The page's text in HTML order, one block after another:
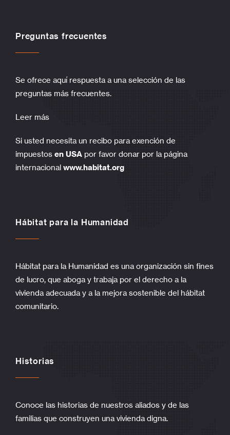
Preguntas frecuentes
Se ofrece aquí respuesta a una selección de las
preguntas más frecuentes.
Leer más
Si usted necesita un recibo para exención de
impuestos en USA por favor donar por la página
internacional www.habitat.org
Hábitat para la Humanidad
Hábitat para la Humanidad es una organización sin fines
de lucro, que aboga y trabaja por el derecho a la
vivienda adecuada y a la mejora sostenible del hábitat
comunitario.
Historias
Conoce las historias de nuestros aliados y de las
familias que construyen una vivienda digna.